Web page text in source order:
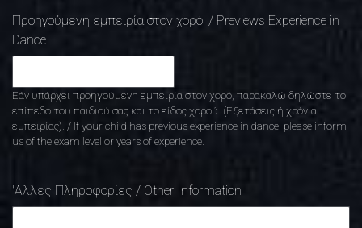
Προηγούμενη εμπειρία στον χορό. / Previews Experience in
Dance.
Εάν υπάρχει προηγούμενη εμπειρία στον χορό, παρακαλώ δηλώστε το
επίπεδο του παιδιού σας και το είδος χορού. (Εξετάσεις ή χρόνια
εμπειρίας). / If your child has previous experience in dance, please inform
us of the exam level or years of experience.
'Αλλες Πληροφορίες / Other Information